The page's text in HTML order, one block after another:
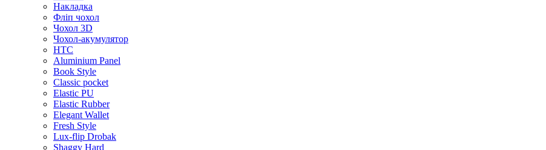
Накладка
Фліп чохол
Чохол 3D
Чохол-акумулятор
HTC
Aluminium Panel
Book Style
Classic pocket
Elastic PU
Elastic Rubber
Elegant Wallet
Fresh Style
Lux-flip Drobak
Shaggy Hard